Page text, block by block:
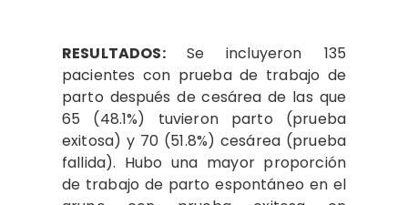
RESULTADOS: Se incluyeron 135
pacientes con prueba de trabajo de
parto después de cesárea de las que
65 (48.1%) tuvieron parto (prueba
exitosa) y 70 (51.8%) cesárea (prueba
fallida). Hubo una mayor proporción
de trabajo de parto espontáneo en el